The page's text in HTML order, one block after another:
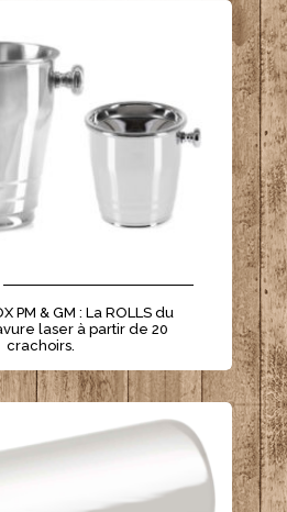
- - - - - - - - - - - - - - - - - - - - - -
PM & GM : La ROLLS du
laser à partir de 20
crachoirs.